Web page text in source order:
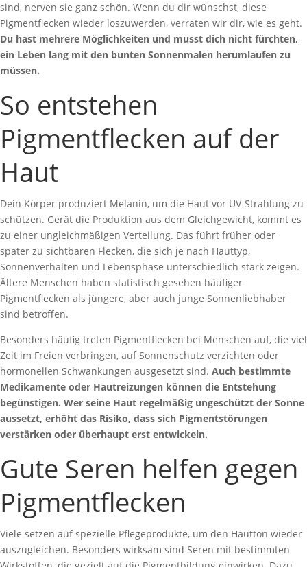
sind, nerven sie ganz schön. Wenn du dir wünschst, diese
Pigmentflecken wieder loszuwerden, verraten wir dir, wie es geht.
Du hast mehrere Möglichkeiten und musst dich nicht fürchten,
ein Leben lang mit den bunten Sonnenmalen herumlaufen zu
müssen.
So entstehen
Pigmentflecken auf der
Haut
Dein Körper produziert Melanin, um die Haut vor UV-Strahlung zu
schützen. Gerät die Produktion aus dem Gleichgewicht, kommt es
zu einer ungleichmäßigen Verteilung. Das führt früher oder
später zu sichtbaren Flecken, die sich je nach Hauttyp,
Sonnenverhalten und Lebensphase unterschiedlich stark zeigen.
Ältere Menschen haben statistisch gesehen häufiger
Pigmentflecken als jüngere, aber auch junge Sonnenliebhaber
sind betroffen.
Besonders häufig treten Pigmentflecken bei Menschen auf, die viel
Zeit im Freien verbringen, auf Sonnenschutz verzichten oder
hormonellen Schwankungen ausgesetzt sind. Auch bestimmte
Medikamente oder Hautreizungen können die Entstehung
begünstigen. Wer seine Haut regelmäßig ungeschützt der Sonne
aussetzt, erhöht das Risiko, dass sich Pigmentstörungen
verstärken oder überhaupt erst entwickeln.
Gute Seren helfen gegen
Pigmentflecken
Viele setzen auf spezielle Pflegeprodukte, um den Hautton wieder
auszugleichen. Besonders wirksam sind Seren mit bestimmten